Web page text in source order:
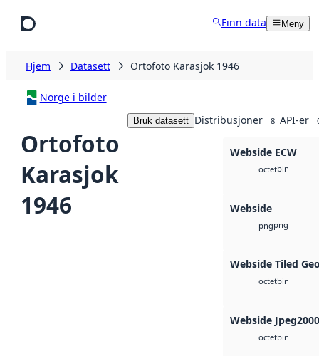
Finn data Meny
Hjem Datasett Ortofoto Karasjok 1946
Norge i bilder
Ortofoto
Karasjok
1946
Bruk datasett Distribusjoner 8 API-er
Webside ECW
octetbin
Webside
pngpng
Webside Tiled
octetbin
Webside Jpeg2000
octetbin